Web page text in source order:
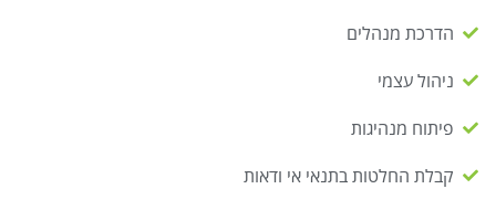
הדרכת מנהלים
ניהול עצמי
פיתוח מנהיגות
קבלת החלטות בתנאי אי ודאות